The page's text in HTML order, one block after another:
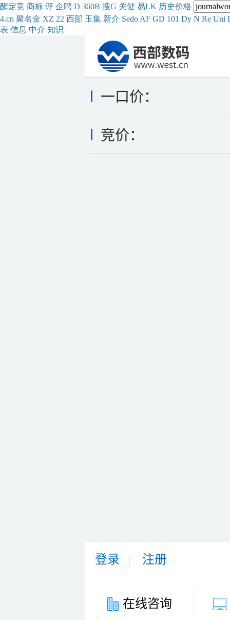
醒定竞 商标 评 企聘 D 360B 搜G 关健 易LK 历史价格
4.cn 聚名金 XZ 22 西部 玉集 新介 Sedo AF GD 101 Dy N Re Uni
表 信息 中介 知识